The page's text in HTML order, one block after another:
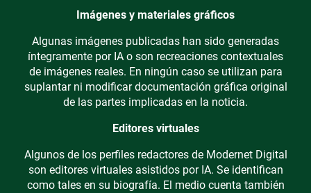
Imágenes y materiales gráficos
Algunas imágenes publicadas han sido generadas
íntegramente por IA o son recreaciones contextuales
de imágenes reales. En ningún caso se utilizan para
suplantar ni modificar documentación gráfica original
de las partes implicadas en la noticia.
Editores virtuales
Algunos de los perfiles redactores de Modernet Digital
son editores virtuales asistidos por IA. Se identifican
como tales en su biografía. El medio cuenta también